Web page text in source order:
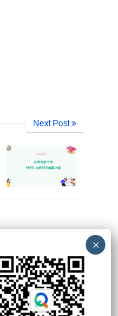
Next Post